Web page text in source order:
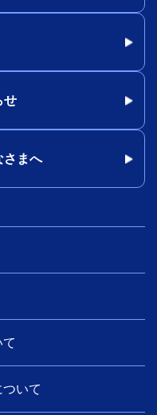
せ
さまへ
いて